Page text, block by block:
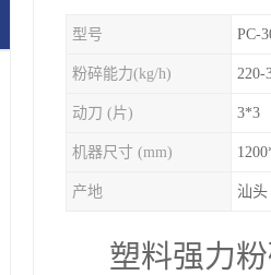
型号 PC-
粉碎能力(kg/h) 220-
动刀 (片) 3*3
机器尺寸 (mm)
产地 汕头
塑料强力